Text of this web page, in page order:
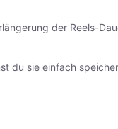
der Reels-
du sie einfach